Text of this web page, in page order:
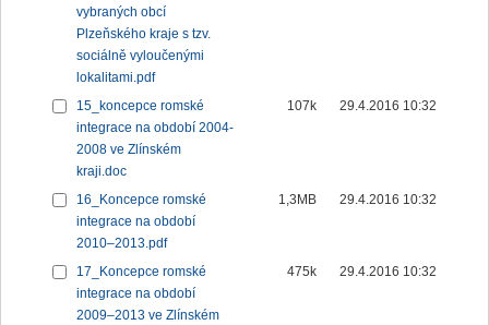
vybraných obcí
Plzeňského kraje s tzv.
sociálně vyloučenými
lokalitami.pdf
15_koncepce romské
integrace na období 2004-
2008 ve Zlínském
kraji.doc
107k 29.4.2016 10:32
16_Koncepce romské
integrace na období
2010–2013.pdf
1,3MB 29.4.2016 10:32
17_Koncepce romské
integrace na období
2009–2013 ve Zlínském
475k 29.4.2016 10:32